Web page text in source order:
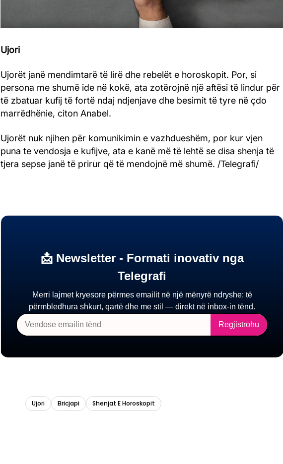
Ujori
Ujorët janë mendimtarë të lirë dhe rebelët e horoskopit. Por, si
persona me shumë ide në kokë, ata zotërojnë një aftësi të lindur për
të zbatuar kufij të fortë ndaj ndjenjave dhe besimit të tyre në çdo
marrëdhënie, citon Anabel.
Ujorët nuk njihen për komunikimin e vazhdueshëm, por kur vjen
puna te vendosja e kufijve, ata e kanë më të lehtë se disa shenja të
tjera sepse janë të prirur që të mendojnë më shumë. /Telegrafi/